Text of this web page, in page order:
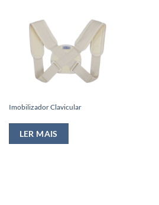
Imobilizador Clavicular
LER MAIS